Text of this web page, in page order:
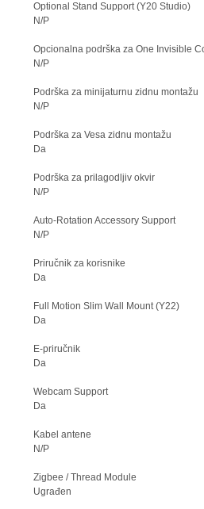
Optional Stand Support (Y20 Studio)
N/P
Opcionalna podrška za One Invisible
N/P
Podrška za minijaturnu zidnu montažu
N/P
Podrška za Vesa zidnu montažu
Da
Podrška za prilagodljiv okvir
N/P
Auto-Rotation Accessory Support
N/P
Priručnik za korisnike
Da
Full Motion Slim Wall Mount (Y22)
Da
E-priručnik
Da
Webcam Support
Da
Kabel antene
N/P
Zigbee / Thread Module
Ugrađen